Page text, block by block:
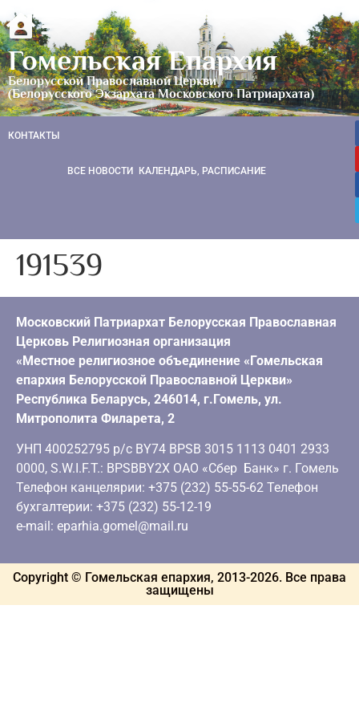
Гомельская Епархия
Белорусской Православной Церкви
(Белорусского Экзархата Московского Патриархата)
КОНТАКТЫ
ВСЕ НОВОСТИ КАЛЕНДАРЬ, РАСПИСАНИЕ
191539
Московский Патриархат Белорусская Православная
Церковь Религиозная организация
«Местное религиозное объединение «Гомельская
епархия Белорусской Православной Церкви»
Республика Беларусь, 246014, г.Гомель, ул.
Митрополита Филарета, 2
УНП 400252795 р/с BY74 BPSB 3015 1113 0401 2933
0000, S.W.I.F.T.: BPSBBY2X ОАО «Сбер Банк» г. Гомель
Телефон канцелярии: +375 (232) 55-55-62 Телефон
бухгалтерии: +375 (232) 55-12-19
e-mail: eparhia.gomel@mail.ru
Copyright © Гомельская епархия, 2013-2026. Все права
защищены